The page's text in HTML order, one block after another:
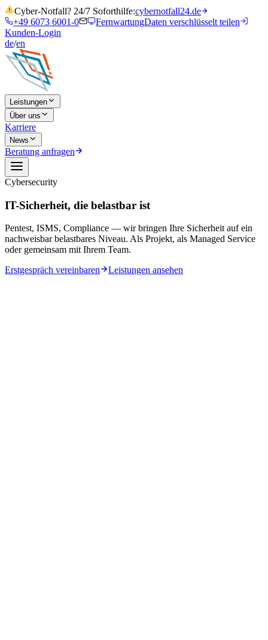
Cyber-Notfall? 24/7 Soforthilfe:cybernotfall24.de
+49 6073 6001-0
FernwartungDaten verschlüsselt teilen
Kunden-Login
de/en
Leistungen
Über uns
Karriere
News
Beratung anfragen
Cybersecurity
IT-Sicherheit, die belastbar ist
Pentest, ISMS, Compliance — wir bringen Ihre Sicherheit auf ein
nachweisbar belastbares Niveau. Als Projekt, als Managed Service
oder gemeinsam mit Ihrem Team.
Erstgespräch vereinbaren
Leistungen ansehen